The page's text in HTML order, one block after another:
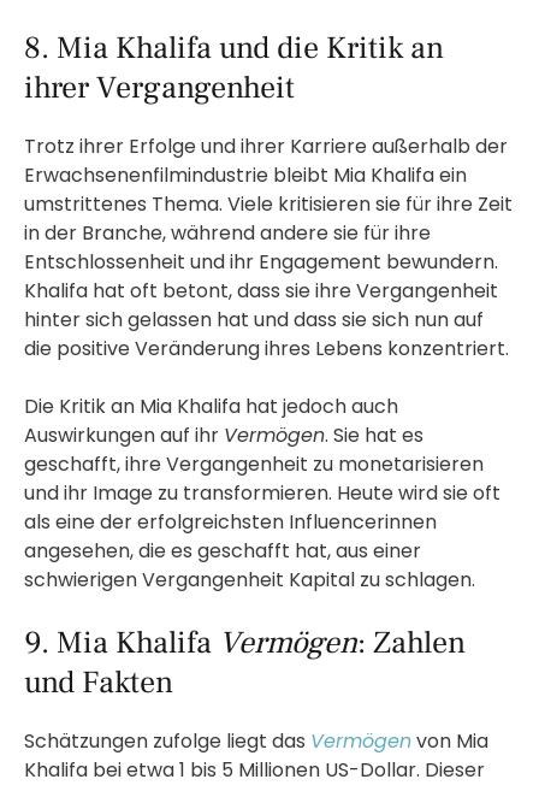
8. Mia Khalifa und die Kritik an
ihrer Vergangenheit
Trotz ihrer Erfolge und ihrer Karriere außerhalb der
Erwachsenenfilmindustrie bleibt Mia Khalifa ein
umstrittenes Thema. Viele kritisieren sie für ihre Zeit
in der Branche, während andere sie für ihre
Entschlossenheit und ihr Engagement bewundern.
Khalifa hat oft betont, dass sie ihre Vergangenheit
hinter sich gelassen hat und dass sie sich nun auf
die positive Veränderung ihres Lebens konzentriert.
Die Kritik an Mia Khalifa hat jedoch auch
Auswirkungen auf ihr Vermögen. Sie hat es
geschafft, ihre Vergangenheit zu monetarisieren
und ihr Image zu transformieren. Heute wird sie oft
als eine der erfolgreichsten Influencerinnen
angesehen, die es geschafft hat, aus einer
schwierigen Vergangenheit Kapital zu schlagen.
9. Mia Khalifa Vermögen: Zahlen
und Fakten
Schätzungen zufolge liegt das Vermögenvon Mia
Khalifa bei etwa 1 bis 5 Millionen US-Dollar. Dieser